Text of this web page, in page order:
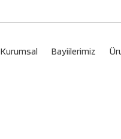
Kurumsal Bayiilerimiz